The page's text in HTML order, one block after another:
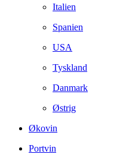
Italien
Spanien
USA
Tyskland
Danmark
Østrig
Økovin
Portvin